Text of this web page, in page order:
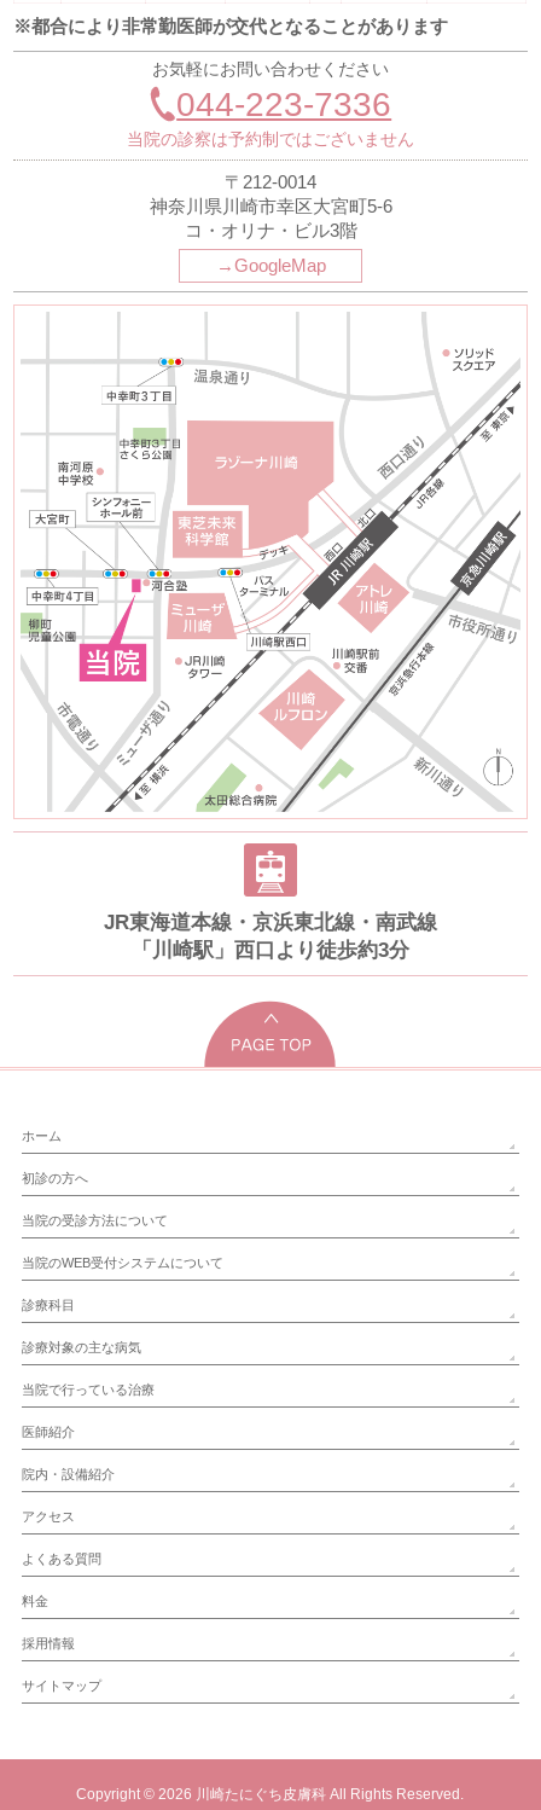
※都合により非常勤医師が交代となることがあります
お気軽にお問い合わせください
044-223-7336
当院の診察は予約制ではございません
〒212-0014
神奈川県川崎市幸区大宮町5-6
コ・オリナ・ビル3階
→GoogleMap
JR東海道本線・京浜東北線・南武線
「川崎駅」西口より徒歩約3分
ホーム
初診の方へ
当院の受診方法について
当院のWEB受付システムについて
診療科目
診療対象の主な病気
当院で行っている治療
医師紹介
院内・設備紹介
アクセス
よくある質問
料金
採用情報
サイトマップ
Copyright © 2026 川崎たにぐち皮膚科 All Rights Reserved.